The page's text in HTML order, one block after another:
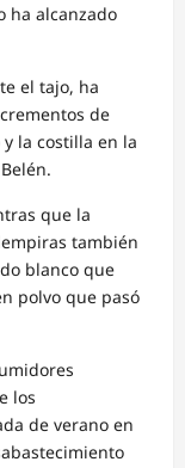
ha alcanzado
el tajo, ha
de
la costilla en la
que la
también
blanco que
polvo que pasó
los
de verano en